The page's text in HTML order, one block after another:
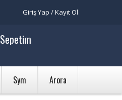
Giriş Yap / Kayıt Ol
Sepetim
Sym Arora